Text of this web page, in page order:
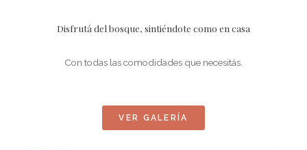
Disfrutá del bosque, sintiéndote como en casa
Con todas las comodidades que necesitás.
VER GALERÍA